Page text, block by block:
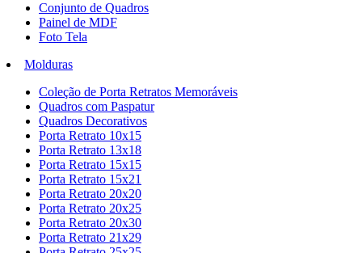
Conjunto de Quadros
Painel de MDF
Foto Tela
Molduras
Coleção de Porta Retratos Memoráveis
Quadros com Paspatur
Quadros Decorativos
Porta Retrato 10x15
Porta Retrato 13x18
Porta Retrato 15x15
Porta Retrato 15x21
Porta Retrato 20x20
Porta Retrato 20x25
Porta Retrato 20x30
Porta Retrato 21x29